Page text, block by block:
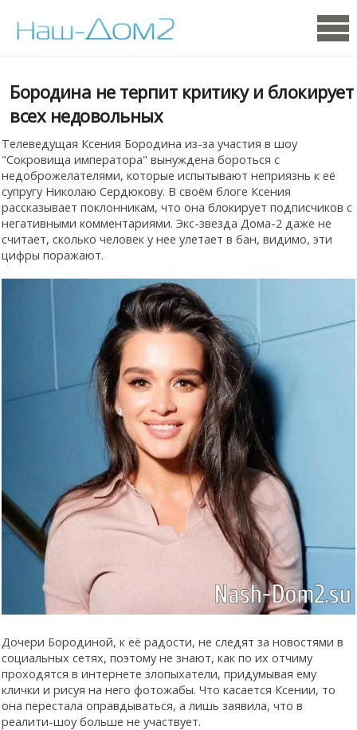
Бородина не терпит критику и блокирует
всех недовольных
Телеведущая Ксения Бородина из-за участия в шоу
"Сокровища императора" вынуждена бороться с
недоброжелателями, которые испытывают неприязнь к её
супругу Николаю Сердюкову. В своём блоге Ксения
рассказывает поклонникам, что она блокирует подписчиков с
негативными комментариями. Экс-звезда Дома-2 даже не
считает, сколько человек у нее улетает в бан, видимо, эти
цифры поражают.
Дочери Бородиной, к её радости, не следят за новостями в
социальных сетях, поэтому не знают, как по их отчиму
проходятся в интернете злопыхатели, придумывая ему
клички и рисуя на него фотожабы. Что касается Ксении, то
она перестала оправдываться, а лишь заявила, что в
реалити-шоу больше не участвует.